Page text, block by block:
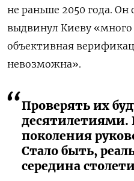
не раньше 2050 года.
выдвинул Киеву «много
объективная
невозможна».
Проверять их
поколения
Стало быть,
середина